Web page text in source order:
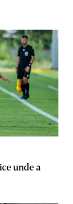
unde a